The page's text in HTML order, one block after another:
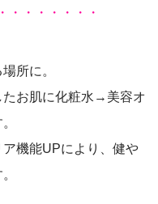
・・・・・・・
所に。
たお肌に化粧水→美容オ
機能UPにより、健や